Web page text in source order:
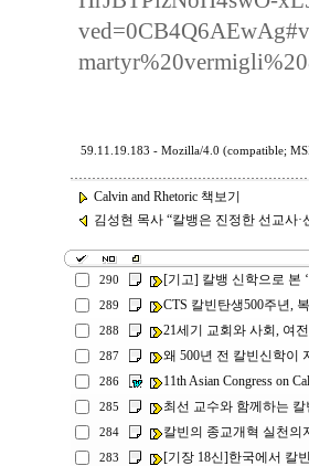
59.11.19.183 - Mozilla/4.0 (compatible;
Calvin and Rhetoric 책보기
김성현 목사 “칼뱅은 진정한 선교사·
290 [기고] 칼뱅 신학으로 본
289 CTS 칼빈탄생500주년,
288 21세기 교회와 사회, 여
287 왜 500년 전 칼빈신학이
286 11th Asian Congress on
285 최선 교수와 함께하는 칼
284 칼빈의 종교개혁 실천의
283 [기장 18신]한국에서 칼